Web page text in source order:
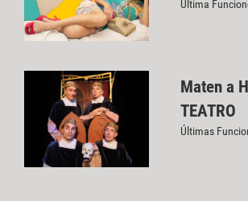
Última
Maten a
TEATRO
Últimas